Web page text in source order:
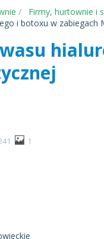
Firmy, hurtownie i
i botoxu w zabiegach
1